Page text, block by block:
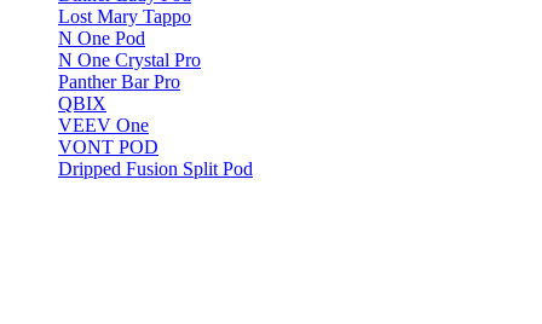
Lost Mary Tappo
N One Pod
N One Crystal Pro
Panther Bar Pro
QBIX
VEEV One
VONT POD
Dripped Fusion Split Pod